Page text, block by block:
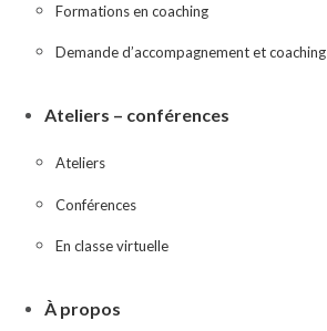
Formations en coaching
Demande d’accompagnement et coaching
Ateliers – conférences
Ateliers
Conférences
En classe virtuelle
À propos